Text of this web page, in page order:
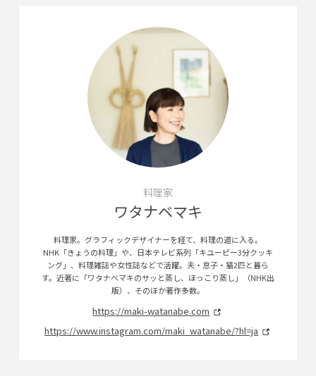
料理家
ワタナベマキ
料理家。グラフィックデザイナーを経て、料理の道に入る。
NHK「きょうの料理」や、日本テレビ系列「キユーピー3分クッキ
ング」、料理雑誌や女性誌などで活躍。夫・息子・猫2匹と暮ら
す。近著に「ワタナベマキのサッと蒸し、ほっこり蒸し」（NHK出
版）、そのほか著作多数。
https://maki-watanabe.com
https://www.instagram.com/maki_watanabe/?hl=ja